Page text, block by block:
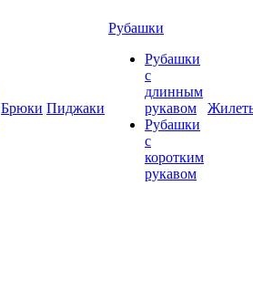
Брюки Пиджаки
Рубашки
Рубашки
с
длинным
рукавом
Рубашки
с
коротким
рукавом